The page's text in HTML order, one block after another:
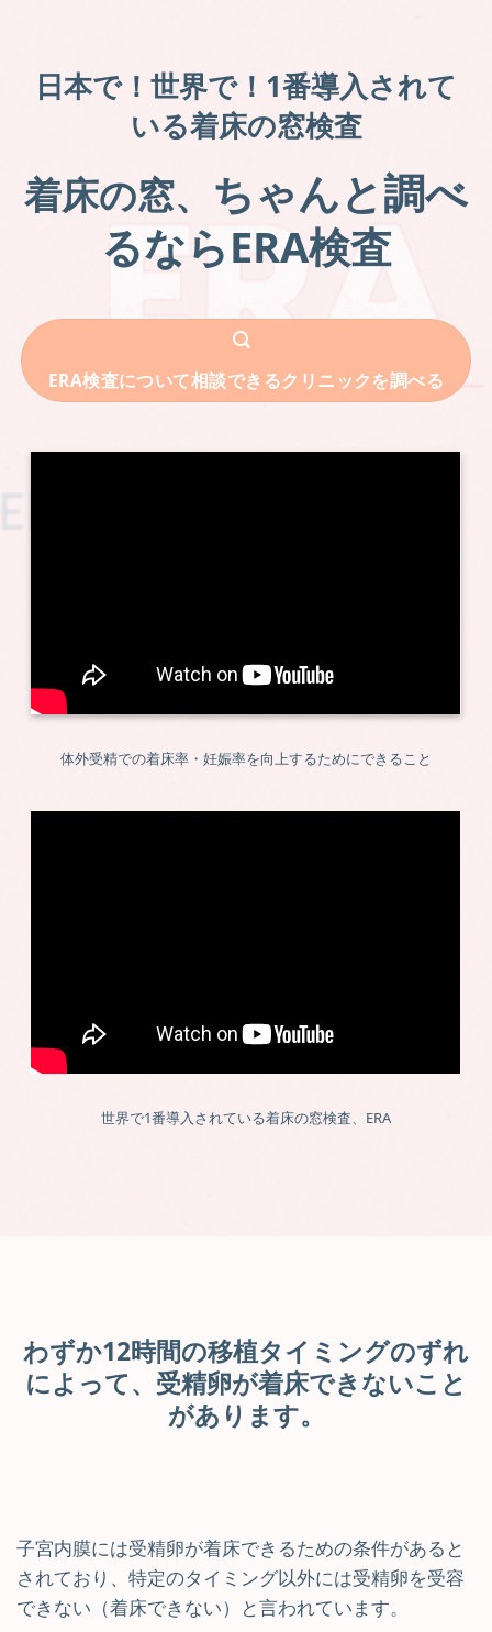
日本で！世界で！1番導入されて
いる着床の窓検査
着床の窓、 ちゃんと調べ
るならERA検査
ERA検査について相談できるクリニックを調べる
体外受精での着床率・妊娠率を向上するためにできること
世界で1番導入されている着床の窓検査、ERA
わずか12時間の移植タイミングのずれ
によって、受精卵が着床できないこと
があります。
子宮内膜には受精卵が着床できるための条件があると
されており、特定のタイミング以外には受精卵を受容
できない（着床できない）と言われています。